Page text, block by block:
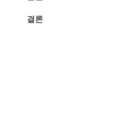
결론